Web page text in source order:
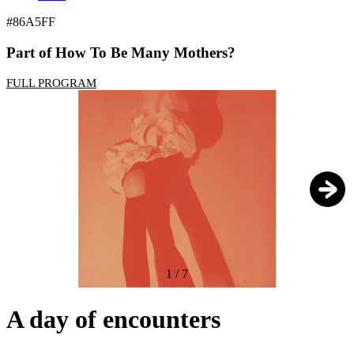
#86A5FF
Part of How To Be Many Mothers?
FULL PROGRAM
1 / 7
A day of encounters